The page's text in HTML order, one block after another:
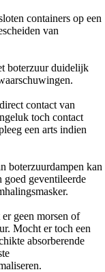
containers op een
van
boterzuur duidelijk
contact van
toch contact
een arts indien
boterzuurdampen kan
geventileerde
geen morsen of
Mocht er toch een
absorberende